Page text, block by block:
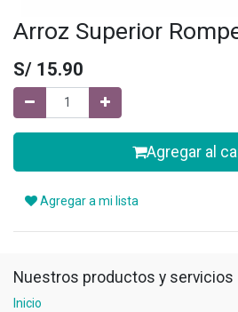
Arroz Superior
S/ 15.90
Agregar al
Agregar a mi lista
Nuestros productos y servicios
Inicio